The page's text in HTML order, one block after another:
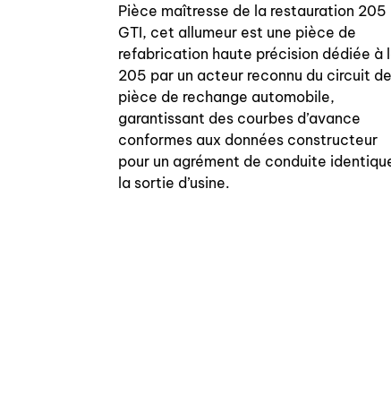
Pièce maîtresse de la restauration 205
GTI, cet allumeur est une pièce de
refabrication haute précision dédiée à
205 par un acteur reconnu du circuit
pièce de rechange automobile,
garantissant des courbes d’avance
conformes aux données constructeur
pour un agrément de conduite
la sortie d’usine.